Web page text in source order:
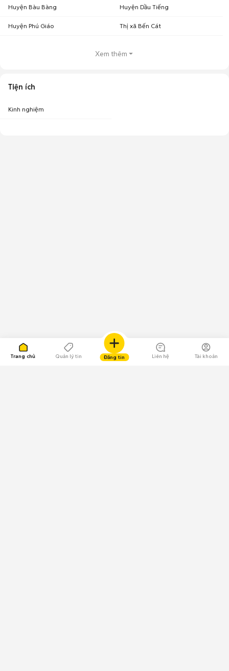
Trang chủ Quản lý tin Đăng tin Liên hệ Tài khoản
Huyện Bàu Bàng Huyện Dầu Tiếng
Huyện Phú Giáo Thị xã Bến Cát
Xem thêm
Tiện ích
Kinh nghiệm